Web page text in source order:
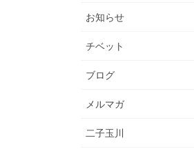
お知らせ
チベット
ブログ
メルマガ
二子玉川